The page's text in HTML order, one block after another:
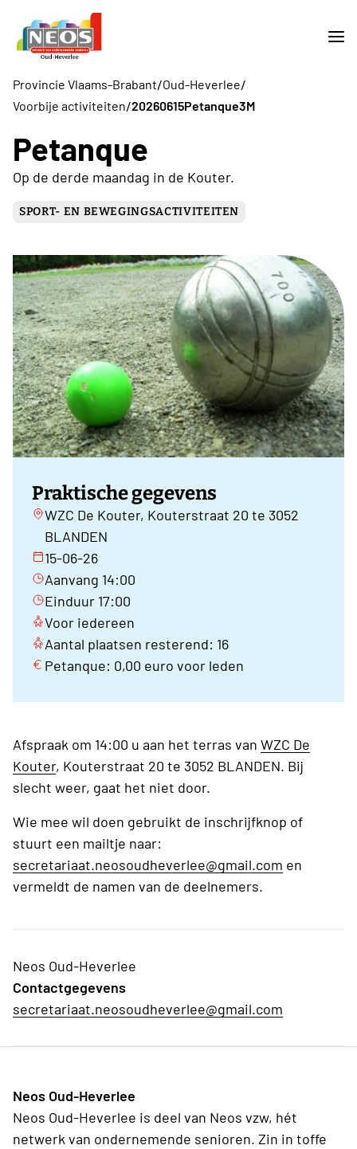
Provincie Vlaams-Brabant/Oud-Heverlee/
Voorbije activiteiten/20260615Petanque3M
Petanque
Op de derde maandag in de Kouter.
SPORT- EN BEWEGINGSACTIVITEITEN
Praktische gegevens
WZC De Kouter, Kouterstraat 20 te 3052
BLANDEN
15-06-26
Aanvang 14:00
Einduur 17:00
Voor iedereen
Aantal plaatsen resterend: 16
Petanque: 0,00 euro voor leden
Afspraak om 14:00 u aan het terras van WZC De
Kouter, Kouterstraat 20 te 3052 BLANDEN. Bij
slecht weer, gaat het niet door.
Wie mee wil doen gebruikt de inschrijfknop of
stuurt een mailtje naar:
secretariaat.neosoudheverlee@gmail.com en
vermeldt de namen van de deelnemers.
Neos Oud-Heverlee
Contactgegevens
secretariaat.neosoudheverlee@gmail.com
Neos Oud-Heverlee
Neos Oud-Heverlee is deel van Neos vzw, hét
netwerk van ondernemende senioren. Zin in toffe